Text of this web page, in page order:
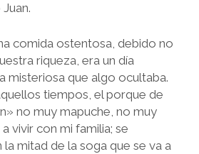
comida ostentosa, debido no
riqueza, era un día
misteriosa que algo ocultaba.
tiempos, el porque de
no muy mapuche, no muy
vivir con mi familia; se
mitad de la soga que se va a